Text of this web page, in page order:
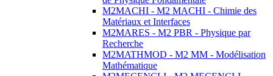
M2MACHI - M2 MACHI - Chimie des
Matériaux et Interfaces
M2MARES - M2 PBR - Physique par
Recherche
M2MATHMOD - M2 MM - Modélisation
Mathématique